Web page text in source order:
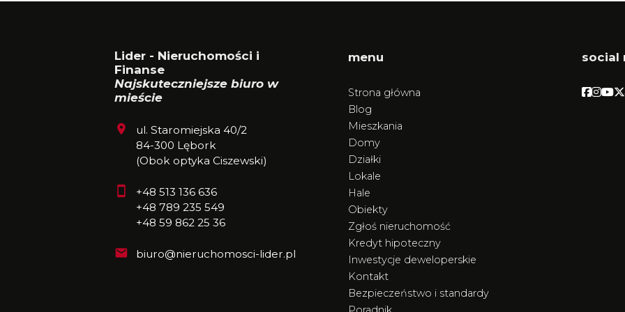
Lider - Nieruchomości i
Finanse
Najskuteczniejsze biuro w
mieście
ul. Staromiejska 40/2
84-300 Lębork
(Obok optyka Ciszewski)
+48 513 136 636
+48 789 235 549
+48 59 862 25 36
biuro@nieruchomosci-lider.pl
menu
Strona główna
Blog
Mieszkania
Domy
Działki
Lokale
Hale
Obiekty
Zgłoś nieruchomość
Kredyt hipoteczny
Inwestycje deweloperskie
Kontakt
Bezpieczeństwo i standardy
social